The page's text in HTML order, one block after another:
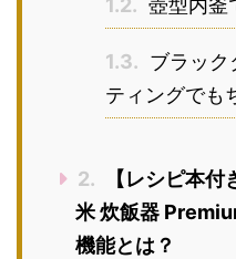
1.3. ブラック
ティングでも
2.
【レシピ本付
米 炊飯器
機能とは？